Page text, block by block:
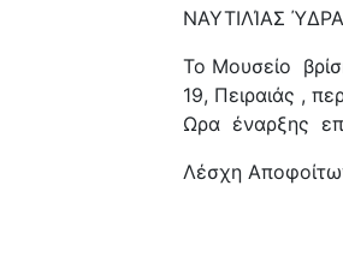
ΝΑΥΤΙΛΊΑΣ
Το Μουσείο
19, Πειραιάς ,
Ωρα έναρξης
Λέσχη